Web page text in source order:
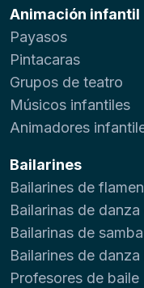
Animación infantil
Payasos
Pintacaras
Grupos de teatro
Músicos infantiles
Animadores
Bailarines
Bailarines de
Bailarinas de
Bailarinas de samba
Bailarines de danza
Profesores de baile